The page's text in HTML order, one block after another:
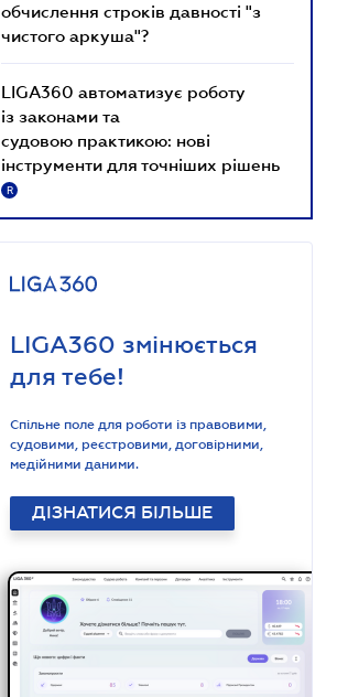
обчислення строків давності "з
чистого аркуша"?
LIGA360 автоматизує роботу
із законами та
судовою практикою: нові
інструменти для точніших рішень
R
LIGA360 змінюється
для тебе!
Спільне поле для роботи із правовими,
судовими, реєстровими, договірними,
медійними даними.
ДІЗНАТИСЯ БІЛЬШЕ